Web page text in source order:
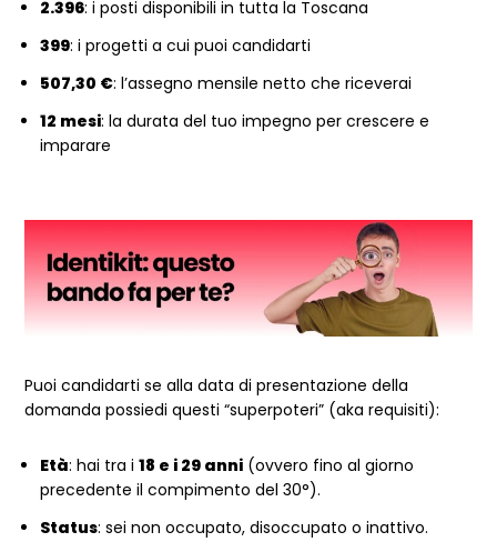
2.396: i posti disponibili in tutta la Toscana
399: i progetti a cui puoi candidarti
507,30 €: l’assegno mensile netto che riceverai
12 mesi: la durata del tuo impegno per crescere e
imparare
Puoi candidarti se alla data di presentazione della
domanda possiedi questi “superpoteri” (aka requisiti):
Età: hai tra i18 e i 29 anni (ovvero fino al giorno
precedente il compimento del 30°).
Status: sei non occupato, disoccupato o inattivo.